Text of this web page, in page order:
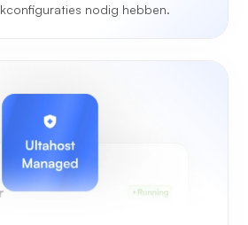
nodig hebben.